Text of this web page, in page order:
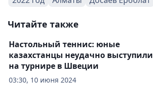
Читайте также
03:30, 10 июня 2024
Настольный теннис: юные
казахстанцы неудачно выступили
на турнире в Швеции